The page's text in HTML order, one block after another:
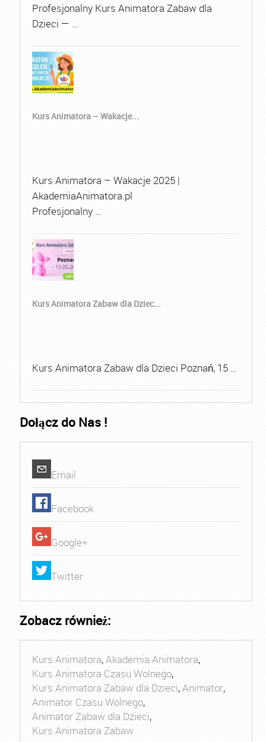
Profesjonalny Kurs Animatora Zabaw dla
Dzieci — …
Kurs Animatora – Wakacje...
Kurs Animatora – Wakacje 2025 |
AkademiaAnimatora.pl
Profesjonalny …
Kurs Animatora Zabaw dla Dziec...
Kurs Animatora Zabaw dla Dzieci Poznań, 15 …
Dołącz do Nas !
Email
Facebook
Google+
Twitter
Zobacz również:
Kurs Animatora,Akademia Animatora,
Kurs Animatora Czasu Wolnego,
Kurs Animatora Zabaw dla Dzieci,Animator,
Animator Czasu Wolnego,
Animator Zabaw dla Dzieci,
Kurs Animatora Zabaw